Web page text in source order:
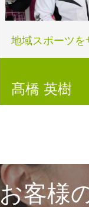
地域スポーツを
髙橋 英樹
お客様